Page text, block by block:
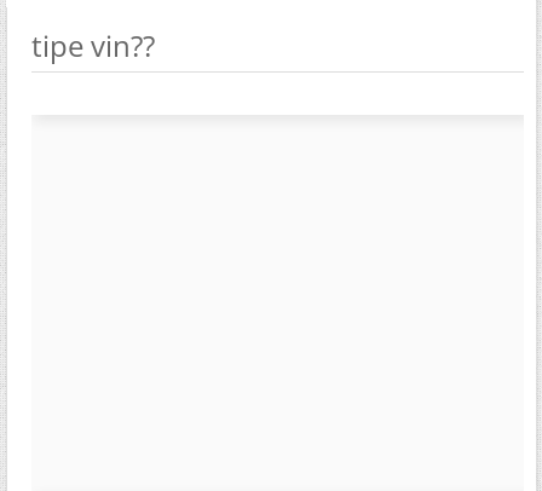
tipe vin??